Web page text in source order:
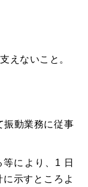
えないこと。
振動業務に従事
により、1 日
示すところよ